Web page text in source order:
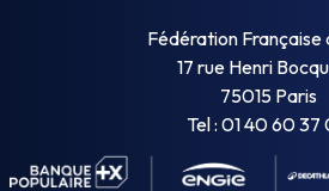
Fédération Française
17 rue Henri
75015 Paris
Tel : 01 40 60 37